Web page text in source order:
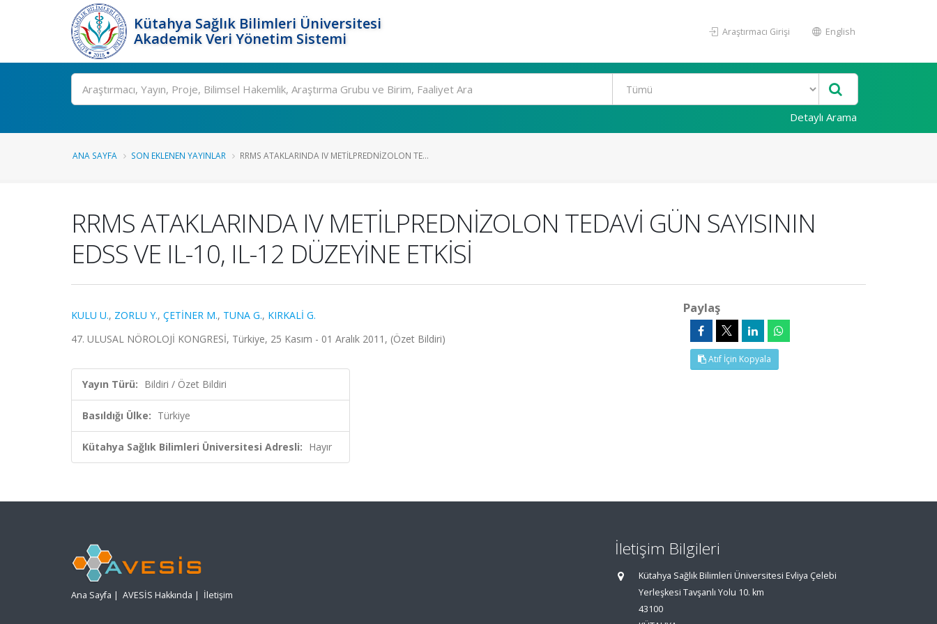
Kütahya Sağlık Bilimleri Üniversitesi
Akademik Veri Yönetim Sistemi
Araştırmacı Girişi English
Ara
Detaylı Arama
ANA SAYFA SON EKLENEN YAYINLAR RRMS ATAKLARINDA IV METİLPREDNİZOLON TE...
RRMS ATAKLARINDA IV METİLPREDNİZOLON TEDAVİ GÜN SAYISININ
EDSS VE IL-10, IL-12 DÜZEYİNE ETKİSİ
KULU U., ZORLU Y., ÇETİNER M., TUNA G., KIRKALİ G.
47. ULUSAL NÖROLOJİ KONGRESİ, Türkiye, 25 Kasım - 01 Aralık 2011, (Özet Bildiri)
Yayın Türü: Bildiri / Özet Bildiri
Basıldığı Ülke: Türkiye
Kütahya Sağlık Bilimleri Üniversitesi Adresli: Hayır
Paylaş
Atıf İçin Kopyala
Ana Sayfa | AVESİS Hakkında | İletişim
İletişim Bilgileri
Kütahya Sağlık Bilimleri Üniversitesi Evliya Çelebi
Yerleşkesi Tavşanlı Yolu 10. km
43100